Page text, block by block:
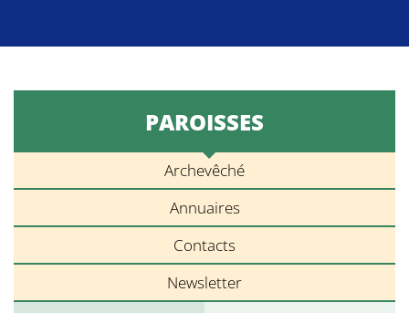
PAROISSES
Archevêché
Annuaires
Contacts
Newsletter